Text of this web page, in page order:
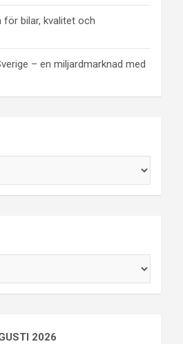
bilar, kvalitet och
– en miljardmarknad med
2026